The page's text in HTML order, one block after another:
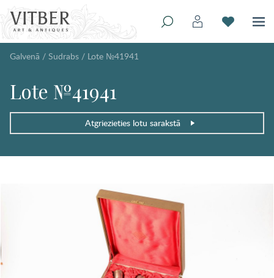
Galvenā / Sudrabs / Lote №41941
Lote №41941
Atgriezieties lotu sarakstā